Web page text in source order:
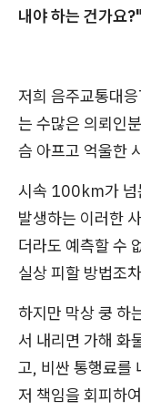
내야 하는 건가요?"
저희 음주교통대
는 수많은 의뢰인
슴 아프고 억울한
시속 100km가 넘
발생하는 이러한
더라도 예측할 수
실상 피할 방법조
하지만 막상 쿵 하
서 내리면 가해 화
고, 비싼 통행료를
저 책임을 회피하